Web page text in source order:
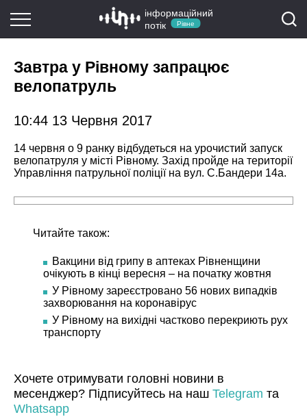
інформаційний
потік
Рівне
Завтра у Рівному запрацює
велопатруль
10:44 13 Червня 2017
14 червня о 9 ранку відбудеться на урочистий запуск
велопатруля у місті Рівному. Захід пройде на території
Управління патрульної поліції на вул. С.Бандери 14а.
Читайте також:
Вакцини від грипу в аптеках Рівненщини
очікують в кінці вересня – на початку жовтня
У Рівному зареєстровано 56 нових випадків
захворювання на коронавірус
У Рівному на вихідні частково перекриють рух
транспорту
Хочете отримувати головні новини в
месенджер? Підписуйтесь на наш Telegram та
Whatsapp